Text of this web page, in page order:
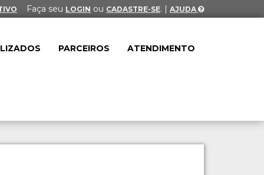
Faça seu LOGIN ou CADASTRE-SE. | AJUDA
PARCEIROS ATENDIMENTO